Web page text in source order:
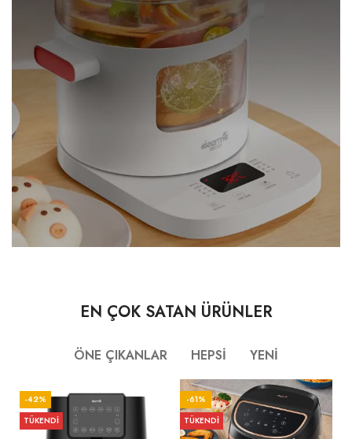
EN ÇOK SATAN ÜRÜNLER
ÖNE ÇIKANLAR HEPSİ YENİ
-42%
TÜKENDI
-61%
TÜKENDI